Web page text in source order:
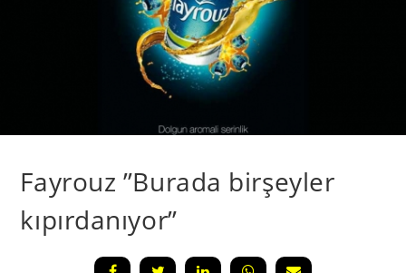
Fayrouz ”Burada birşeyler
kıpırdanıyor”